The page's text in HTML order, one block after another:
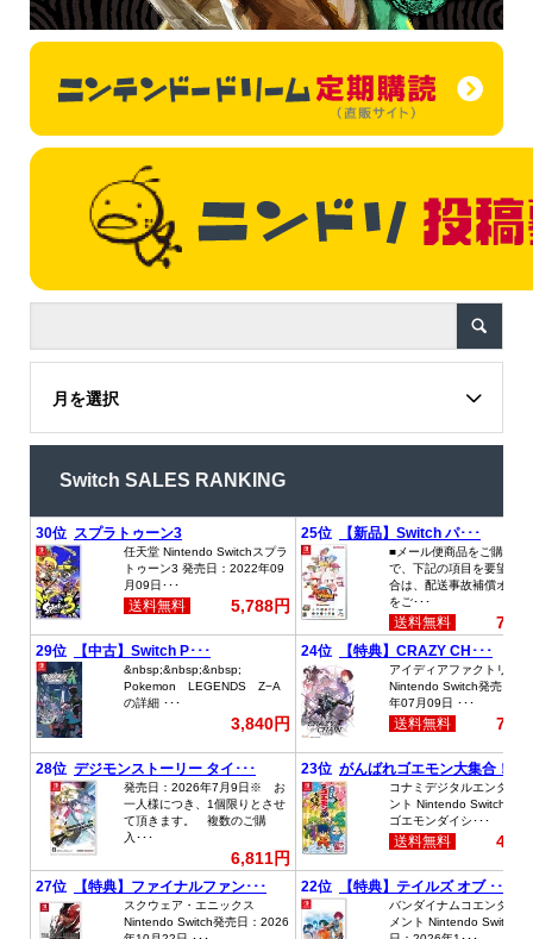
月を選択
Switch SALES RANKING